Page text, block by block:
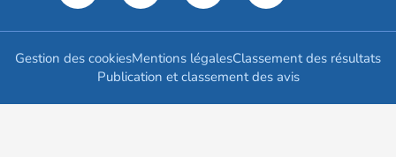
Gestion des cookiesMentions légalesClassement des résultats
Publication et classement des avis